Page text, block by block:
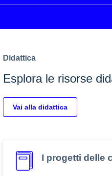
Didattica
Esplora le risorse
Vai alla didattica
I progetti delle